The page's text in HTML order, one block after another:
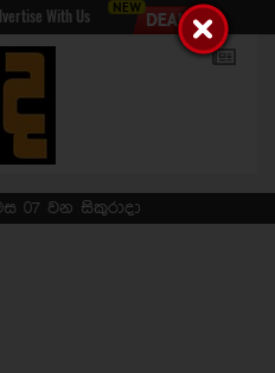
With Us
07 වන සිකුරාදා